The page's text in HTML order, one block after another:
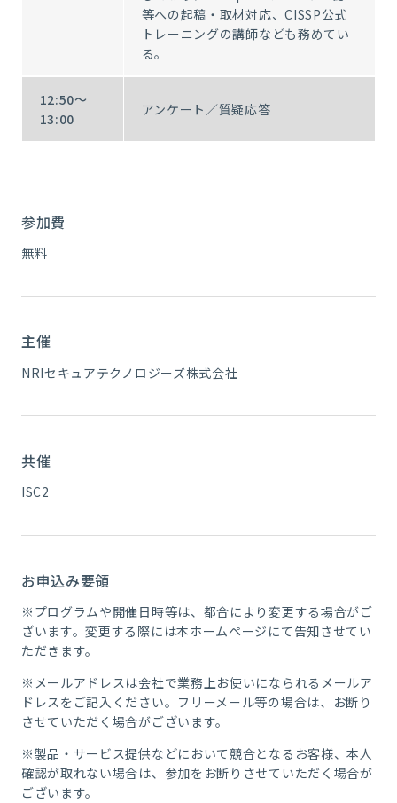
等への起稿・取材対応、CISSP公式
トレーニングの講師なども務めてい
る。
12:50～
13:00
アンケート／質疑応答
参加費
無料
主催
NRIセキュアテクノロジーズ株式会社
共催
ISC2
お申込み要領
※プログラムや開催日時等は、都合により変更する場合がご
ざいます。変更する際には本ホームページにて告知させてい
ただきます。
※メールアドレスは会社で業務上お使いになられるメールア
ドレスをご記入ください。フリーメール等の場合は、お断り
させていただく場合がございます。
※製品・サービス提供などにおいて競合となるお客様、本人
確認が取れない場合は、参加をお断りさせていただく場合が
ございます。